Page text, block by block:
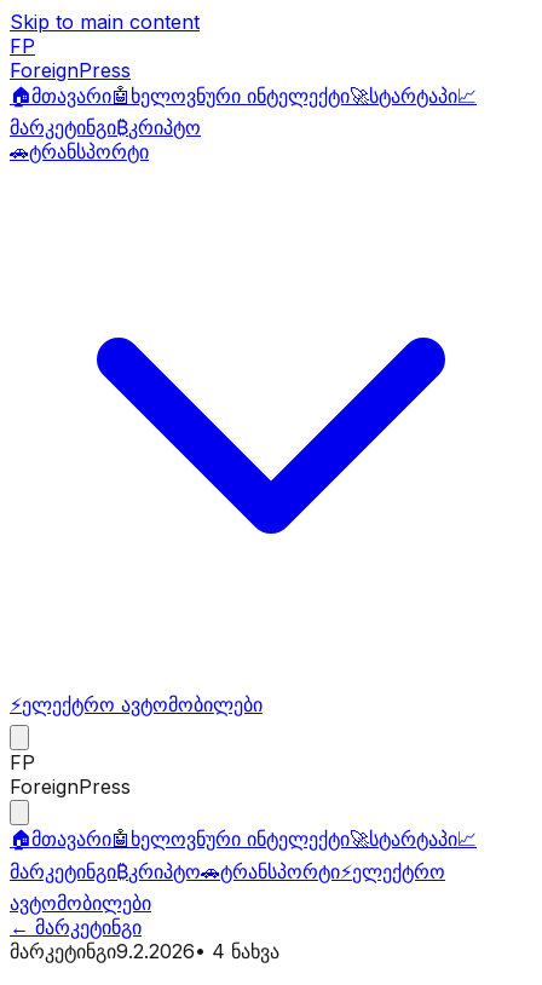
Skip to main content
FP
ForeignPress
🏠მთავარი🤖 ხელოვნური ინტელექტი🚀სტარტაპი📈
მარკეტინგი₿კრიპტო
🚗ტრანსპორტი
⚡ელექტრო ავტომობილები
FP
ForeignPress
🏠მთავარი🤖 ხელოვნური ინტელექტი🚀სტარტაპი📈
მარკეტინგი₿კრიპტო🚗ტრანსპორტი⚡ელექტრო
ავტომობილები
← მარკეტინგი
მარკეტინგი9.2.2026• 4 ნახვა